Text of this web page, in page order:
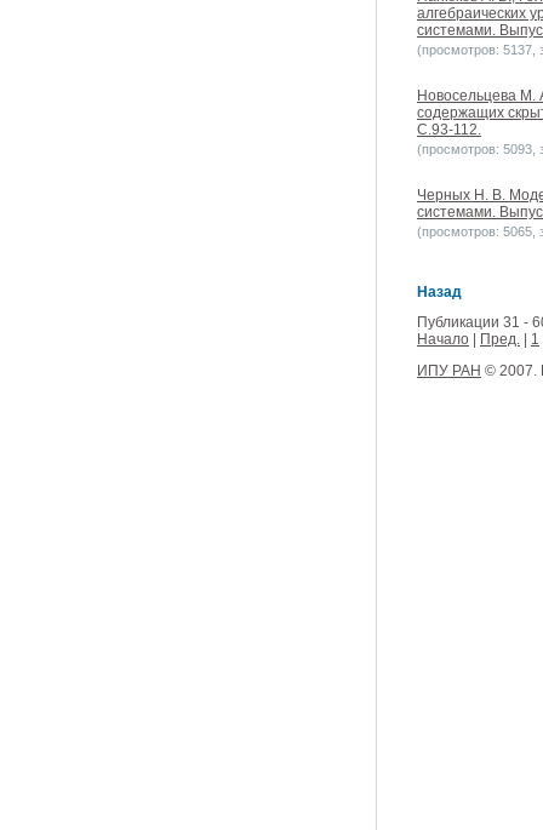
алгебраических
системами.
(просмотров: 5137,
Новосельцева М.
содержащих
С.93-112.
(просмотров: 5093,
Черных Н. В.
системами.
(просмотров: 5065,
Назад
Публикации 31 -
Начало
Пред.
1
ИПУ РАН © 2007.